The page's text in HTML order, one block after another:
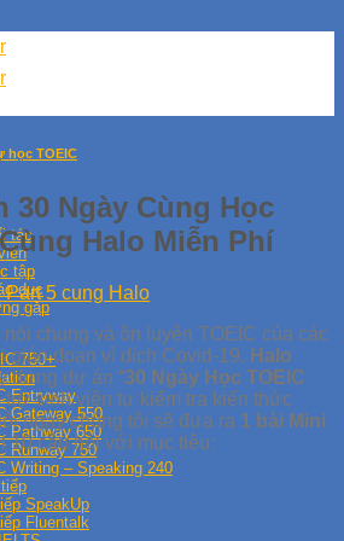
tác
tập
dục
gặp
750+
Entryway
Gateway 550
Pathway 650
Runway 750
Writing – Speaking 240
SpeakUp
Fluentalk
học TOEIC
30 Ngày Cùng Học
Halo Miễn Phí
chung và ôn luyện TOEIC của các
gián đoạn vì dịch Covid-19. Halo
dựng dự án “30 Ngày Học TOEIC
trợ sinh viên tự kiểm tra kiến thức
ngày chúng tôi sẽ đưa ra 1 bài Mini
10 câu hỏi với mục tiêu: